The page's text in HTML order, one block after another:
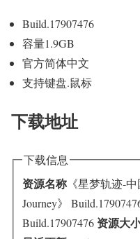
Build.17907476
容量1.9GB
官方简体中文
支持键盘.鼠标
下载地址
下载信息
资源名称 《星梦轨迹-
Journey》
Build.17907476 资源大